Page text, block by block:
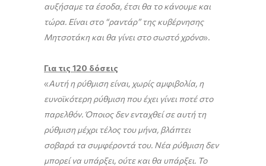
αυξήσαμε τα έσοδα, έτσι θα το κάνουμε και
τώρα. Είναι στο “ραντάρ” της κυβέρνησης
Μητσοτάκη και θα γίνει στο σωστό χρόνο».
Για τις 120 δόσεις
«Αυτή η ρύθμιση είναι, χωρίς αμφιβολία, η
ευνοϊκότερη ρύθμιση που έχει γίνει ποτέ στο
παρελθόν. Όποιος δεν ενταχθεί σε αυτή τη
ρύθμιση μέχρι τέλος του μήνα, βλάπτει
σοβαρά τα συμφέροντά του. Νέα ρύθμιση δεν
μπορεί να υπάρξει, ούτε και θα υπάρξει. Το